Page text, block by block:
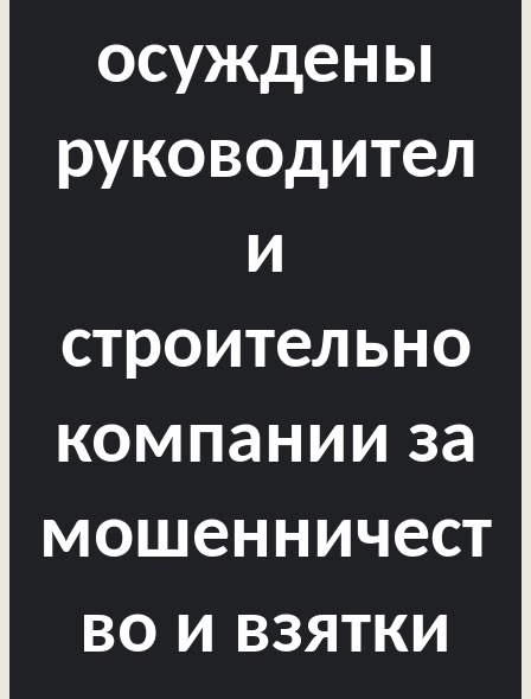
осуждены
руководител
и
строительно
компании за
мошенничест
во и взятки